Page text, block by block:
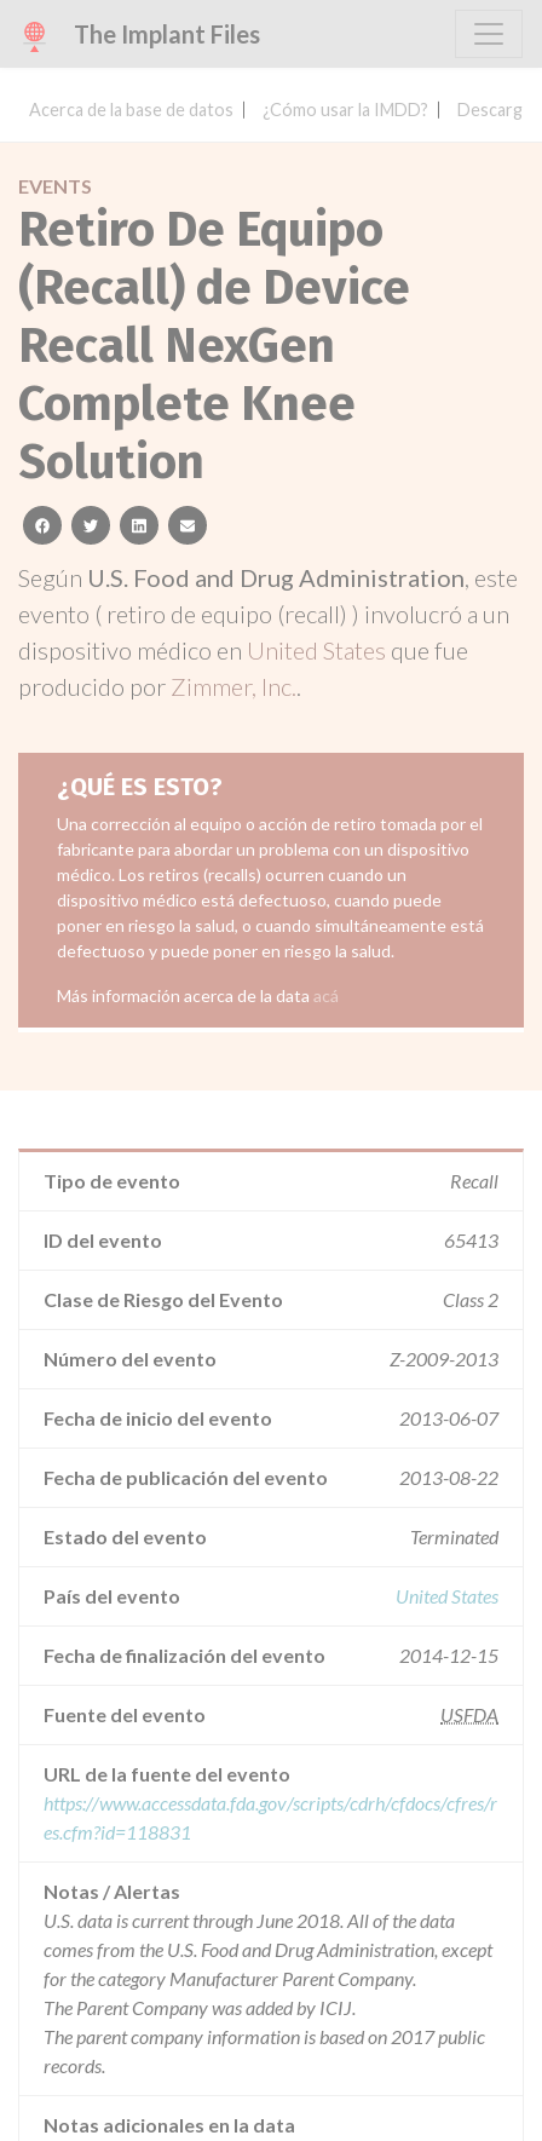
The Implant Files
Acerca de la base de datos ¿Cómo usar la IMDD? Descargar
EVENTS
Retiro De Equipo
(Recall) de Device
Recall NexGen
Complete Knee
Solution
facebooktwitterlinkedinemail
Según U.S. Food and Drug Administration, este
evento ( retiro de equipo (recall) ) involucró a un
dispositivo médico en United States que fue
producido por Zimmer, Inc..
¿QUÉ ES ESTO?
Una corrección al equipo o acción de retiro tomada por el
fabricante para abordar un problema con un dispositivo
médico. Los retiros (recalls) ocurren cuando un
dispositivo médico está defectuoso, cuando puede
poner en riesgo la salud, o cuando simultáneamente está
defectuoso y puede poner en riesgo la salud.
Más información acerca de la data acá
Tipo de evento Recall
ID del evento 65413
Clase de Riesgo del Evento Class 2
Número del evento Z-2009-2013
Fecha de inicio del evento 2013-06-07
Fecha de publicación del evento 2013-08-22
Estado del evento Terminated
País del evento United States
Fecha de finalización del evento 2014-12-15
Fuente del evento USFDA
URL de la fuente del evento
https://www.accessdata.fda.gov/scripts/cdrh/cfdocs/cfres/r
es.cfm?id=118831
Notas / Alertas
U.S. data is current through June 2018. All of the data
comes from the U.S. Food and Drug Administration, except
for the category Manufacturer Parent Company.
The Parent Company was added by ICIJ.
The parent company information is based on 2017 public
records.
Notas adicionales en la data